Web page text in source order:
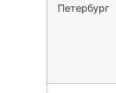
Петербург